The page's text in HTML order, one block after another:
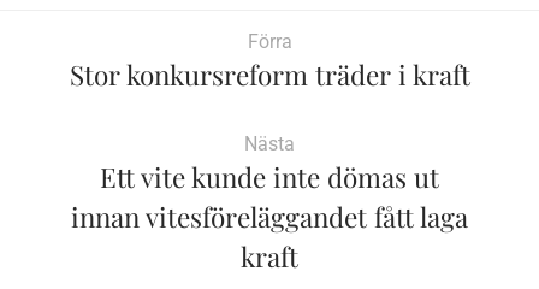
Förra
Stor konkursreform träder i kraft
Nästa
Ett vite kunde inte dömas ut
innan vitesföreläggandet fått laga
kraft